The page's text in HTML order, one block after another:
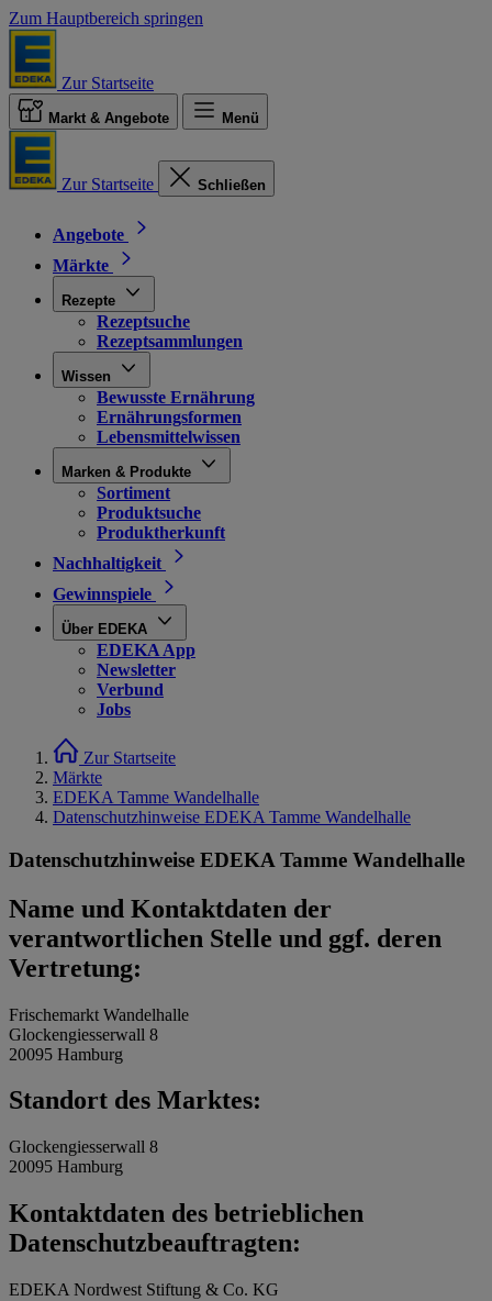
Zum Hauptbereich springen
Zur Startseite
Markt & Angebote Menü
Zur Startseite Schließen
Angebote
Märkte
Rezepte
Rezeptsuche
Rezeptsammlungen
Wissen
Bewusste Ernährung
Ernährungsformen
Lebensmittelwissen
Marken & Produkte
Sortiment
Produktsuche
Produktherkunft
Nachhaltigkeit
Gewinnspiele
Über EDEKA
EDEKA App
Newsletter
Verbund
Jobs
Zur Startseite
Märkte
EDEKA Tamme Wandelhalle
Datenschutzhinweise EDEKA Tamme Wandelhalle
Datenschutzhinweise EDEKA Tamme Wandelhalle
Name und Kontaktdaten der
verantwortlichen Stelle und ggf. deren
Vertretung:
Frischemarkt Wandelhalle
Glockengiesserwall 8
20095 Hamburg
Standort des Marktes:
Glockengiesserwall 8
20095 Hamburg
Kontaktdaten des betrieblichen
Datenschutzbeauftragten:
EDEKA Nordwest Stiftung & Co. KG